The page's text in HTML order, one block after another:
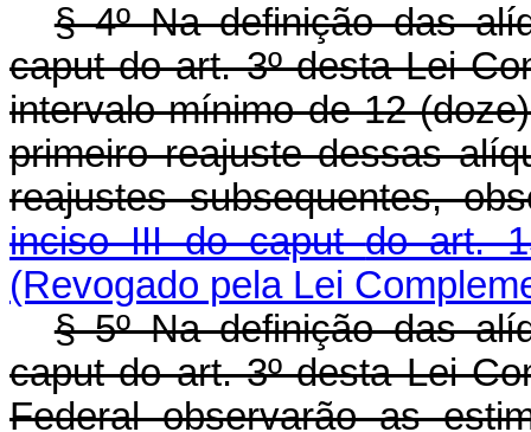
§ 4º Na definição das
caputdo art. 3º desta Lei
intervalo mínimo de 12
primeiro reajuste dessas
reajustes subsequentes,
inciso III do caputdo art.
(Revogado pela Lei
§ 5º Na definição das
caputdo art. 3º desta Lei
Federal observarão as